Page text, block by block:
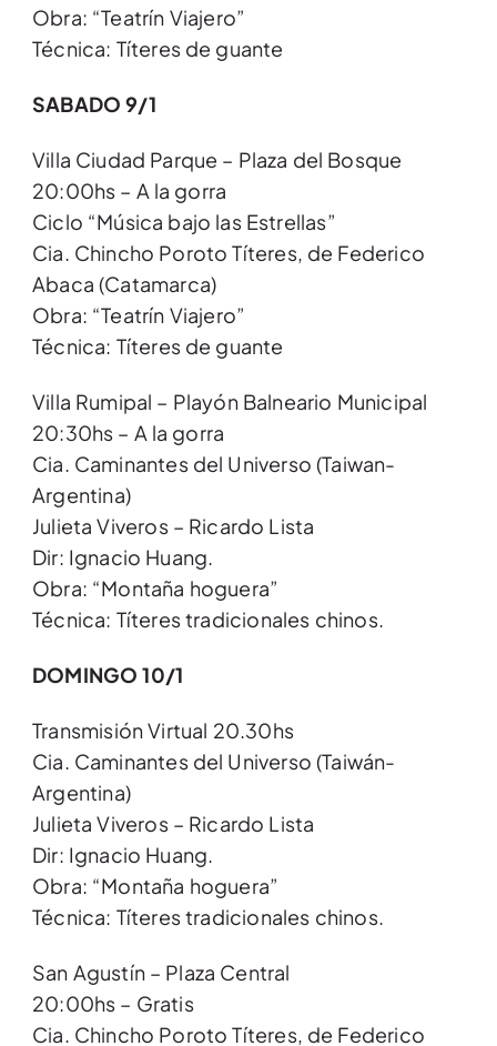
Obra: “Teatrín Viajero”
Técnica: Títeres de guante
SABADO 9/1
Villa Ciudad Parque – Plaza del Bosque
20:00hs – A la gorra
Ciclo “Música bajo las Estrellas”
Cia. Chincho Poroto Títeres, de Federico
Abaca (Catamarca)
Obra: “Teatrín Viajero”
Técnica: Títeres de guante
Villa Rumipal – Playón Balneario Municipal
20:30hs – A la gorra
Cia. Caminantes del Universo (Taiwan-
Argentina)
Julieta Viveros – Ricardo Lista
Dir: Ignacio Huang.
Obra: “Montaña hoguera”
Técnica: Títeres tradicionales chinos.
DOMINGO 10/1
Transmisión Virtual 20.30hs
Cia. Caminantes del Universo (Taiwán-
Argentina)
Julieta Viveros – Ricardo Lista
Dir: Ignacio Huang.
Obra: “Montaña hoguera”
Técnica: Títeres tradicionales chinos.
San Agustín – Plaza Central
20:00hs – Gratis
Cia. Chincho Poroto Títeres, de Federico